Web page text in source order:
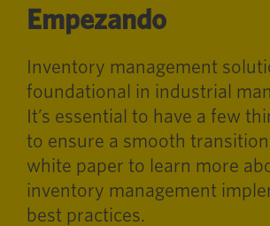
Empezando
Inventory management
foundational in industrial
It’s essential to have a few
to ensure a smooth
white paper to learn more
inventory management
best practices.